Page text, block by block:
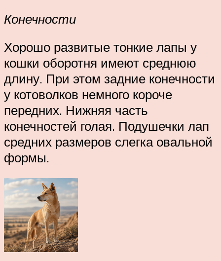
Конечности
Хорошо развитые тонкие лапы у
кошки оборотня имеют среднюю
длину. При этом задние конечности
у котоволков немного короче
передних. Нижняя часть
конечностей голая. Подушечки лап
средних размеров слегка овальной
формы.